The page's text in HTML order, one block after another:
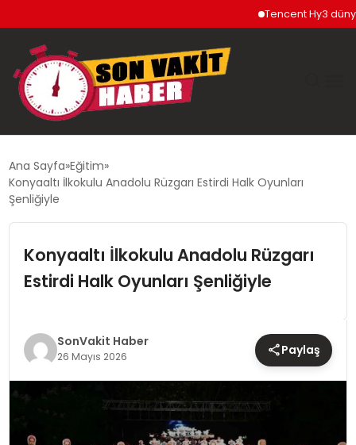
Tencent Hy3 dünya
SIYASET
EKONOMI
TEKNOLOJI
Ana Sayfa Eğitim
Konyaaltı İlkokulu Anadolu Rüzgarı Estirdi Halk Oyunları
Şenliğiyle
Konyaaltı İlkokulu Anadolu Rüzgarı
Estirdi Halk Oyunları Şenliğiyle
SonVakit Haber
26 Mayıs 2026 Paylaş